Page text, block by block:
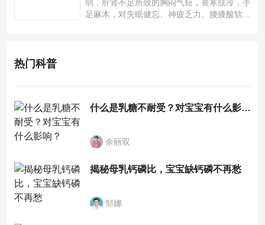
弱，肝肾不足所致的胸闷气短，畏寒肢冷，手
足麻木，对失眠健忘、神疲乏力、腰膝酸软也
热门科普
什么是乳糖不耐受？对宝宝有什么影响？
余丽双
揭秘母乳钙磷比，宝宝缺钙磷不再愁
邹娜